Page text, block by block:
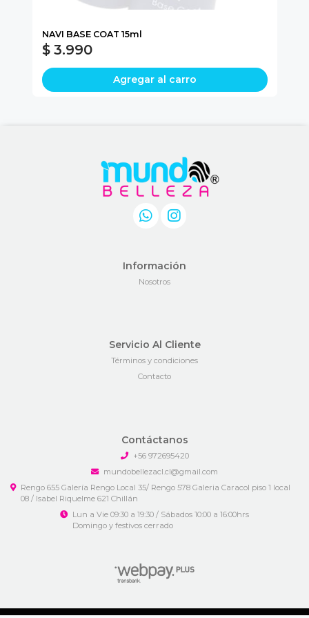
NAVI BASE COAT 15ml
$ 3.990
Agregar al carro
Información
Nosotros
Servicio Al Cliente
Términos y condiciones
Contacto
Contáctanos
+56 972695420
mundobellezacl.cl@gmail.com
Rengo 655 Galería Rengo Local 35/ Rengo 578 Galeria Caracol piso 1 local
08 / Isabel Riquelme 621 Chillán
Lun a Vie 09:30 a 19:30 / Sábados 10:00 a 16:00hrs
Domingo y festivos cerrado